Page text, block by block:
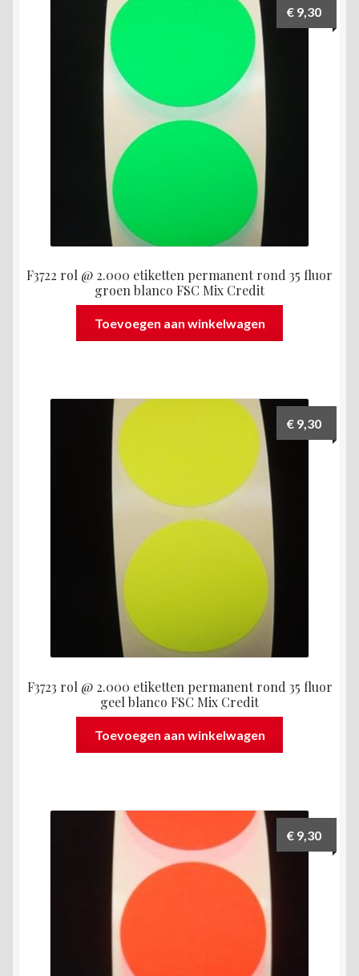
F3722 rol @ 2.000 etiketten permanent rond 35 fluor
groen blanco FSC Mix Credit
€ 9,30
Toevoegen aan winkelwagen
F3723 rol @ 2.000 etiketten permanent rond 35 fluor
geel blanco FSC Mix Credit
€ 9,30
Toevoegen aan winkelwagen
€ 9,30